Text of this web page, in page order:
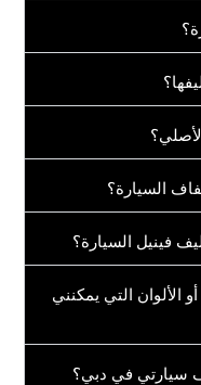
السيارة؟‏
فينيل السيارة؟‏
الألوان التي يمكنني
سيارتي في دبي؟‏